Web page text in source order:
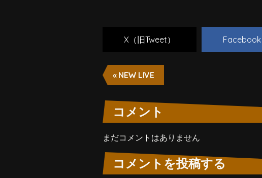
X（旧Tweet） Facebook
« NEW LIVE
コメント
まだコメントはありません
コメントを投稿する